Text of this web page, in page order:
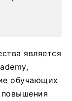
является
обучающих
повышения